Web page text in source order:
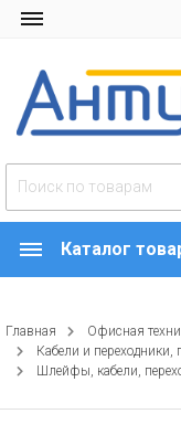
Каталог
Главная
Офисная
Кабели и переходники,
Шлейфы, кабели,